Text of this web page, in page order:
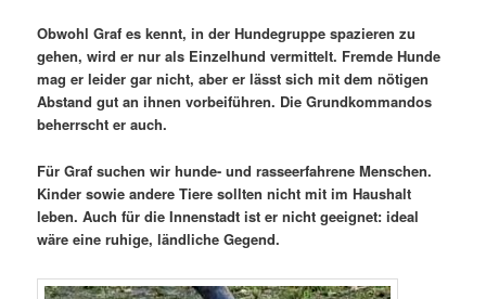
Obwohl Graf es kennt, in der Hundegruppe spazieren zu
gehen, wird er nur als Einzelhund vermittelt. Fremde Hunde
mag er leider gar nicht, aber er lässt sich mit dem nötigen
Abstand gut an ihnen vorbeiführen. Die Grundkommandos
beherrscht er auch.
Für Graf suchen wir hunde- und rasseerfahrene Menschen.
Kinder sowie andere Tiere sollten nicht mit im Haushalt
leben. Auch für die Innenstadt ist er nicht geeignet: ideal
wäre eine ruhige, ländliche Gegend.